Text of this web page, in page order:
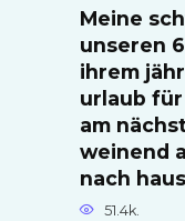
Meine
unseren
ihrem
urlaub
am
weinend
nach
51.4k.